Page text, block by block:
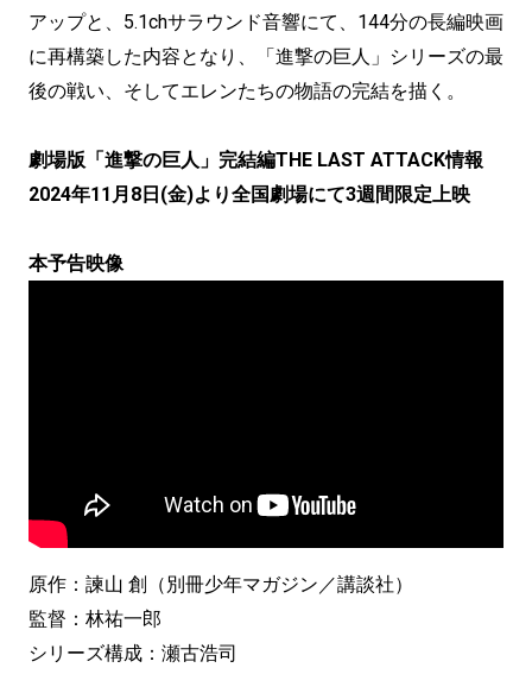
アップと、5.1chサラウンド音響にて、144分の長編映画
に再構築した内容となり、「進撃の巨人」シリーズの最
後の戦い、そしてエレンたちの物語の完結を描く。
劇場版「進撃の巨人」完結編THE LAST ATTACK情報
2024年11月8日(金)より全国劇場にて3週間限定上映
本予告映像
原作：諫山 創（別冊少年マガジン／講談社）
監督：林祐一郎
シリーズ構成：瀬古浩司